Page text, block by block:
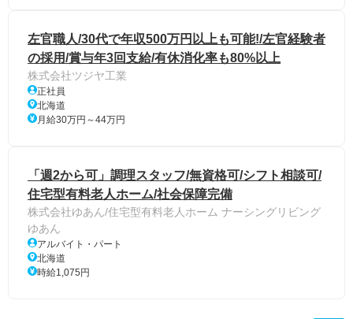
左官職人/30代で年収500万円以上も可能!/左官経験者
の採用/賞与年3回支給/有休消化率も80%以上
株式会社ツジヤ工業
正社員
北海道
月給30万円～44万円
「週2から可」調理スタッフ/無資格可/シフト相談可/
住宅型有料老人ホーム/社会保障完備
株式会社ゆあん/住宅型有料老人ホーム ナーシングリビング
ゆあん
アルバイト・パート
北海道
時給1,075円